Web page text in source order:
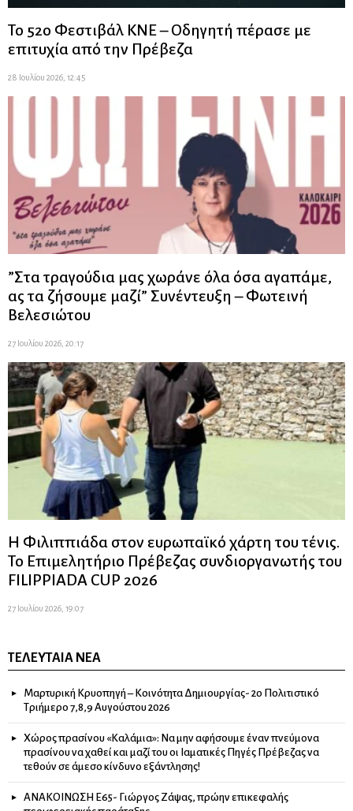
Το 52ο Φεστιβάλ ΚΝΕ – Οδηγητή πέρασε με
επιτυχία από την Πρέβεζα
28 Ιουλίου 2026, 12:45
”Στα τραγούδια μας χωράνε όλα όσα αγαπάμε,
ας τα ζήσουμε μαζί” Συνέντευξη – Φωτεινή
Βελεσιώτου
27 Ιουλίου 2026, 20:17
Η Φιλιππιάδα στον ευρωπαϊκό χάρτη του τένις.
Το Επιμελητήριο Πρέβεζας συνδιοργανωτής του
FILIPPIADA CUP 2026
27 Ιουλίου 2026, 19:07
ΤΕΛΕΥΤΑΊΑ ΝΈΑ
Μαρτυρική Κρυοπηγή – Κοινότητα Δημιουργίας- 2ο Πολιτιστικό
Τριήμερο 7,8,9 Αυγούστου 2026
Χώρος πρασίνου «Καλάμια»: Να μην αφήσουμε έναν πνεύμονα
πρασίνου να χαθεί και μαζί του οι Ιαματικές Πηγές Πρέβεζας να
τεθούν σε άμεσο κίνδυνο εξάντλησης!
ΑΝΑΚΟΙΝΩΣΗ Ε65- Γιώργος Ζάψας, πρώην επικεφαλής